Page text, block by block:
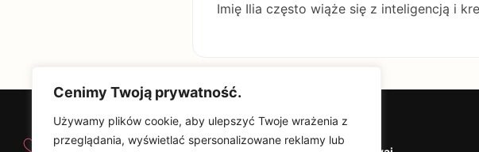
Cenimy Twoją prywatność.
Używamy plików cookie, aby ulepszyć Twoje wrażenia z
przeglądania, wyświetlać spersonalizowane reklamy lub
Imię Ilia często wiąże się z inteligencją i